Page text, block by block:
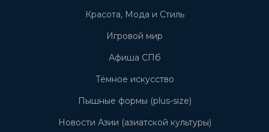
Красота, Мода и Стиль
Игровой мир
Афиша СПб
Тёмное искусство
Пышные формы (plus-size)
Новости Азии (азиатской культуры)